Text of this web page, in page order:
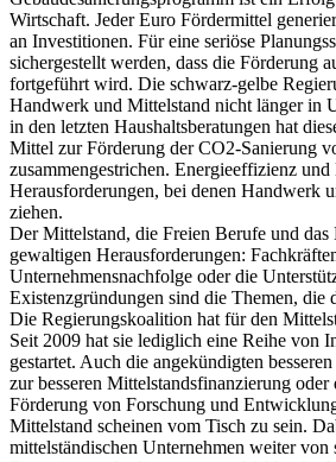
Wirtschaft. Jeder Euro Fördermittel
an Investitionen. Für eine seriöse
sichergestellt werden, dass die Förderung
fortgeführt wird. Die schwarz-gelbe
Handwerk und Mittelstand nicht länger in
in den letzten Haushaltsberatungen hat
Mittel zur Förderung der CO2-Sanierung
zusammengestrichen. Energieeffizienz
Herausforderungen, bei denen Handwerk
ziehen.
Der Mittelstand, die Freien Berufe und
gewaltigen Herausforderungen:
Unternehmensnachfolge oder die
Existenzgründungen sind die Themen, die
Die Regierungskoalition hat für den
Seit 2009 hat sie lediglich eine Reihe von
gestartet. Auch die angekündigten
zur besseren Mittelstandsfinanzierung oder
Förderung von Forschung und
Mittelstand scheinen vom Tisch zu sein.
mittelständischen Unternehmen weiter von